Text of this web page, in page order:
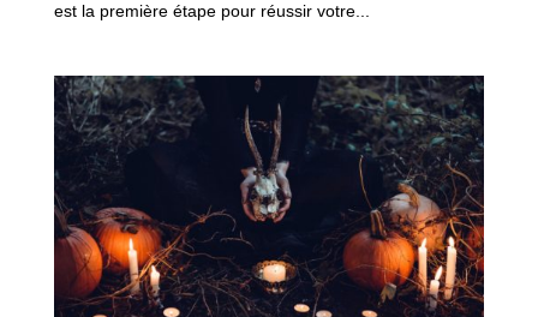
est la première étape pour réussir votre...